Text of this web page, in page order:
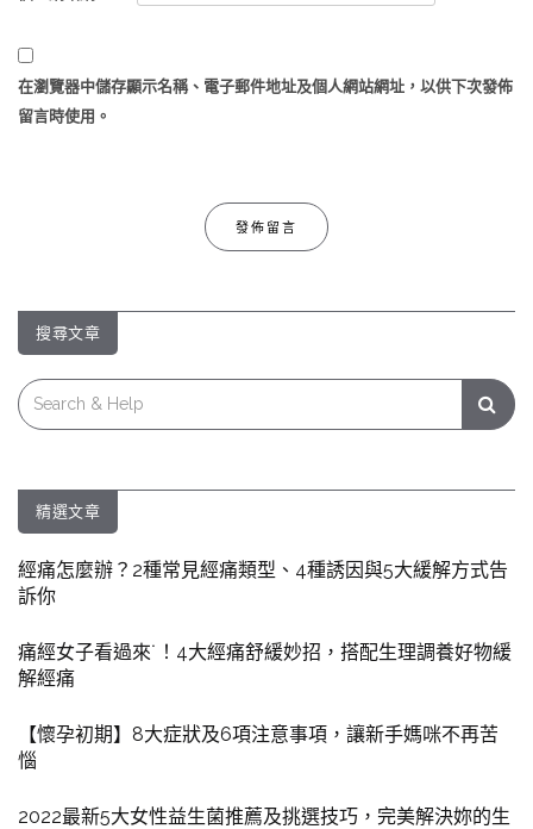
在瀏覽器中儲存顯示名稱、電子郵件地址及個人網站網址，以供下次發佈
留言時使用。
搜尋文章
Search
for:
精選文章
經痛怎麼辦？2種常見經痛類型、4種誘因與5大緩解方式告
訴你
痛經女子看過來˙！4大經痛舒緩妙招，搭配生理調養好物緩
解經痛
【懷孕初期】8大症狀及6項注意事項，讓新手媽咪不再苦
惱
2022最新5大女性益生菌推薦及挑選技巧，完美解決妳的生